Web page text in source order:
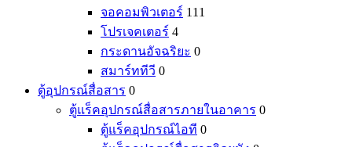
จอคอมพิวเตอร์ 111
โปรเจคเตอร์ 4
กระดานอัจฉริยะ 0
สมาร์ททีวี 0
ตู้อุปกรณ์สื่อสาร 0
ตู้แร็คอุปกรณ์สื่อสารภายในอาคาร 0
ตู้แร็คอุปกรณ์ไอที 0